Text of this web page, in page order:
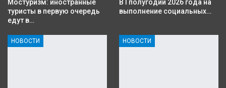
Мостуризм: иностранные
туристы в первую очередь
едут в…
В I полугодии 2026 года на
выполнение социальных…
НОВОСТИ НОВОСТИ